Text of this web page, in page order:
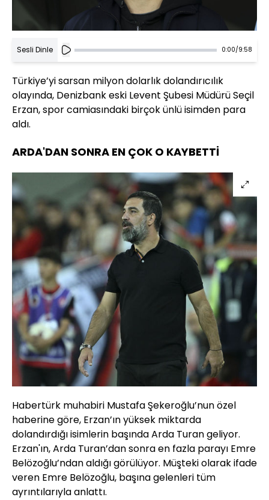
Sesli Dinle 0:00/9:58
Türkiye’yi sarsan milyon dolarlık dolandırıcılık
olayında, Denizbank eski Levent Şubesi Müdürü Seçil
Erzan, spor camiasındaki birçok ünlü isimden para
aldı.
ARDA'DAN SONRA EN ÇOK O KAYBETTİ
Habertürk muhabiri Mustafa Şekeroğlu’nun özel
haberine göre, Erzan’ın yüksek miktarda
dolandırdığı isimlerin başında Arda Turan geliyor.
Erzan'ın, Arda Turan’dan sonra en fazla parayı Emre
Belözoğlu’ndan aldığı görülüyor. Müşteki olarak ifade
veren Emre Belözoğlu, başına gelenleri tüm
ayrıntılarıyla anlattı.